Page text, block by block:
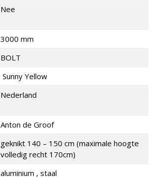
Nee
3000 mm
BOLT
Sunny Yellow
Nederland
Anton de Groof
geknikt 140 – 150 cm (maximale hoogte
volledig recht 170cm)
aluminium , staal